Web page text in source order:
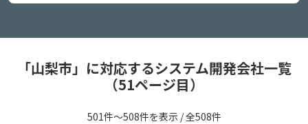
「山梨市」に対応するシステム開発会社一覧
（51ページ目）
501件〜508件を表示 / 全508件